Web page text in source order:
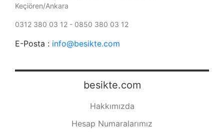
Keçiören/Ankara
0312 380 03 12 - 0850 380 03 12
E-Posta : info@besikte.com
besikte.com
Hakkımızda
Hesap Numaralarımız